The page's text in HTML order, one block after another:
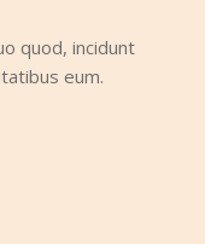
quod, incidunt
eum.